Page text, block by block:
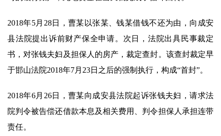
2018年5月28日，曹某以张某、钱某借钱不还为由，向成安
县法院提出诉前财产保全申请。次日，法院出具民事裁定
书，对张钱夫妇及担保人的房产，裁定查封。该查封裁定早
于邯山法院2018年7月23日之后的强制执行，构成“首封”。
2018年6月26日，曹某向成安县法院起诉张钱夫妇，请求法
院判令被告偿还借款本息及相关费用、判令担保人承担连带
责任。